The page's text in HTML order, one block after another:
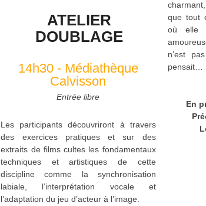
ATELIER
DOUBLAGE
14h30 - Médiathèque
Calvisson
Entrée libre
Les participants découvriront à travers
des exercices pratiques et sur des
extraits de films cultes les fondamentaux
techniques et artistiques de cette
discipline comme la synchronisation
labiale, l’interprétation vocale et
l’adaptation du jeu d’acteur à l’image.
que tout
où elle
n’est
pensait…
En